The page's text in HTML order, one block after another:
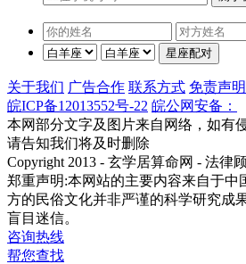
关于我们 广告合作 联系方式 免责声明
皖ICP备12013552号-22 皖公网安备：
本网部分文字及图片来自网络，如有
请告知我们将及时删除
Copyright 2013 - 玄学居算命网 - 法律
郑重声明:本网站的主要内容来自于中
方的民俗文化并非严谨的科学研究成
盲目迷信。
咨询热线
帮您查找